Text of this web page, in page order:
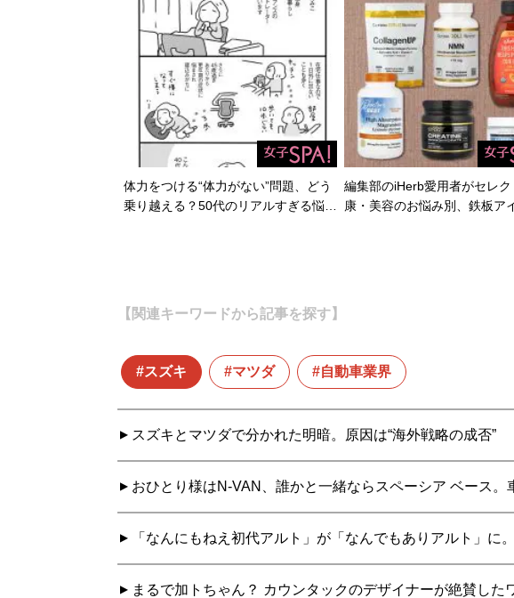
体力をつける“体力がない”問題、どう
乗り越える？50代のリアルすぎる悩…
編集部のiHerb愛用者がセレク
康・美容のお悩み別、鉄板ア
【関連キーワードから記事を探す】
スズキ マツダ 自動車業界
スズキとマツダで分かれた明暗。原因は“海外戦略の成否”
おひとり様はN-VAN、誰かと一緒ならスペーシア ベース。
「なんにもねえ初代アルト」が「なんでもありアルト」に
まるで加トちゃん？ カウンタックのデザイナーが絶賛した